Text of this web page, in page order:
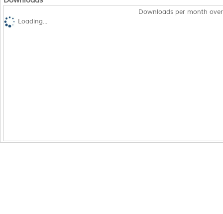
Downloads per month
Loading...